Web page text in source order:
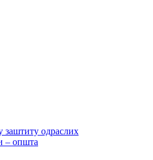
заштиту одраслих
– општа